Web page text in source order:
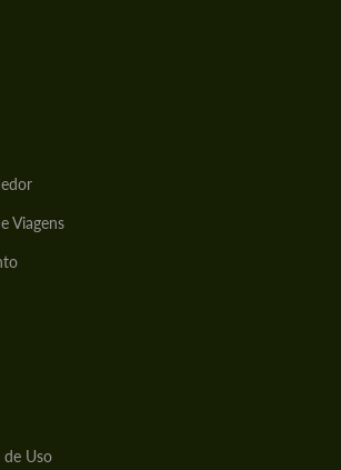
Viagens
Uso